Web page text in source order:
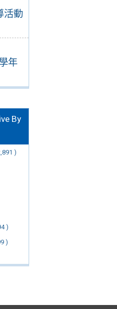
活動
年
By
)
)
)